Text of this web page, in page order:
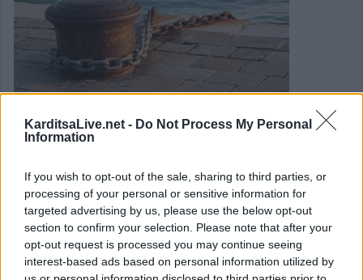
KarditsaLive.net - Do Not Process My Personal
Information
If you wish to opt-out of the sale, sharing to third parties, or
processing of your personal or sensitive information for
targeted advertising by us, please use the below opt-out
section to confirm your selection. Please note that after your
opt-out request is processed you may continue seeing
interest-based ads based on personal information utilized by
Θεσσαλονίκης και δημάρχων
Σποράδων για άμεση έναρξη των
ακτοπλοϊκών δρομολογίων το 2026